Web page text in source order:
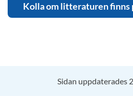
Kolla om litteraturen finns
Sidan uppdaterades